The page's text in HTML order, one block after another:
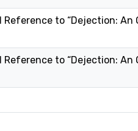
to “Dejection: An
to “Dejection: An